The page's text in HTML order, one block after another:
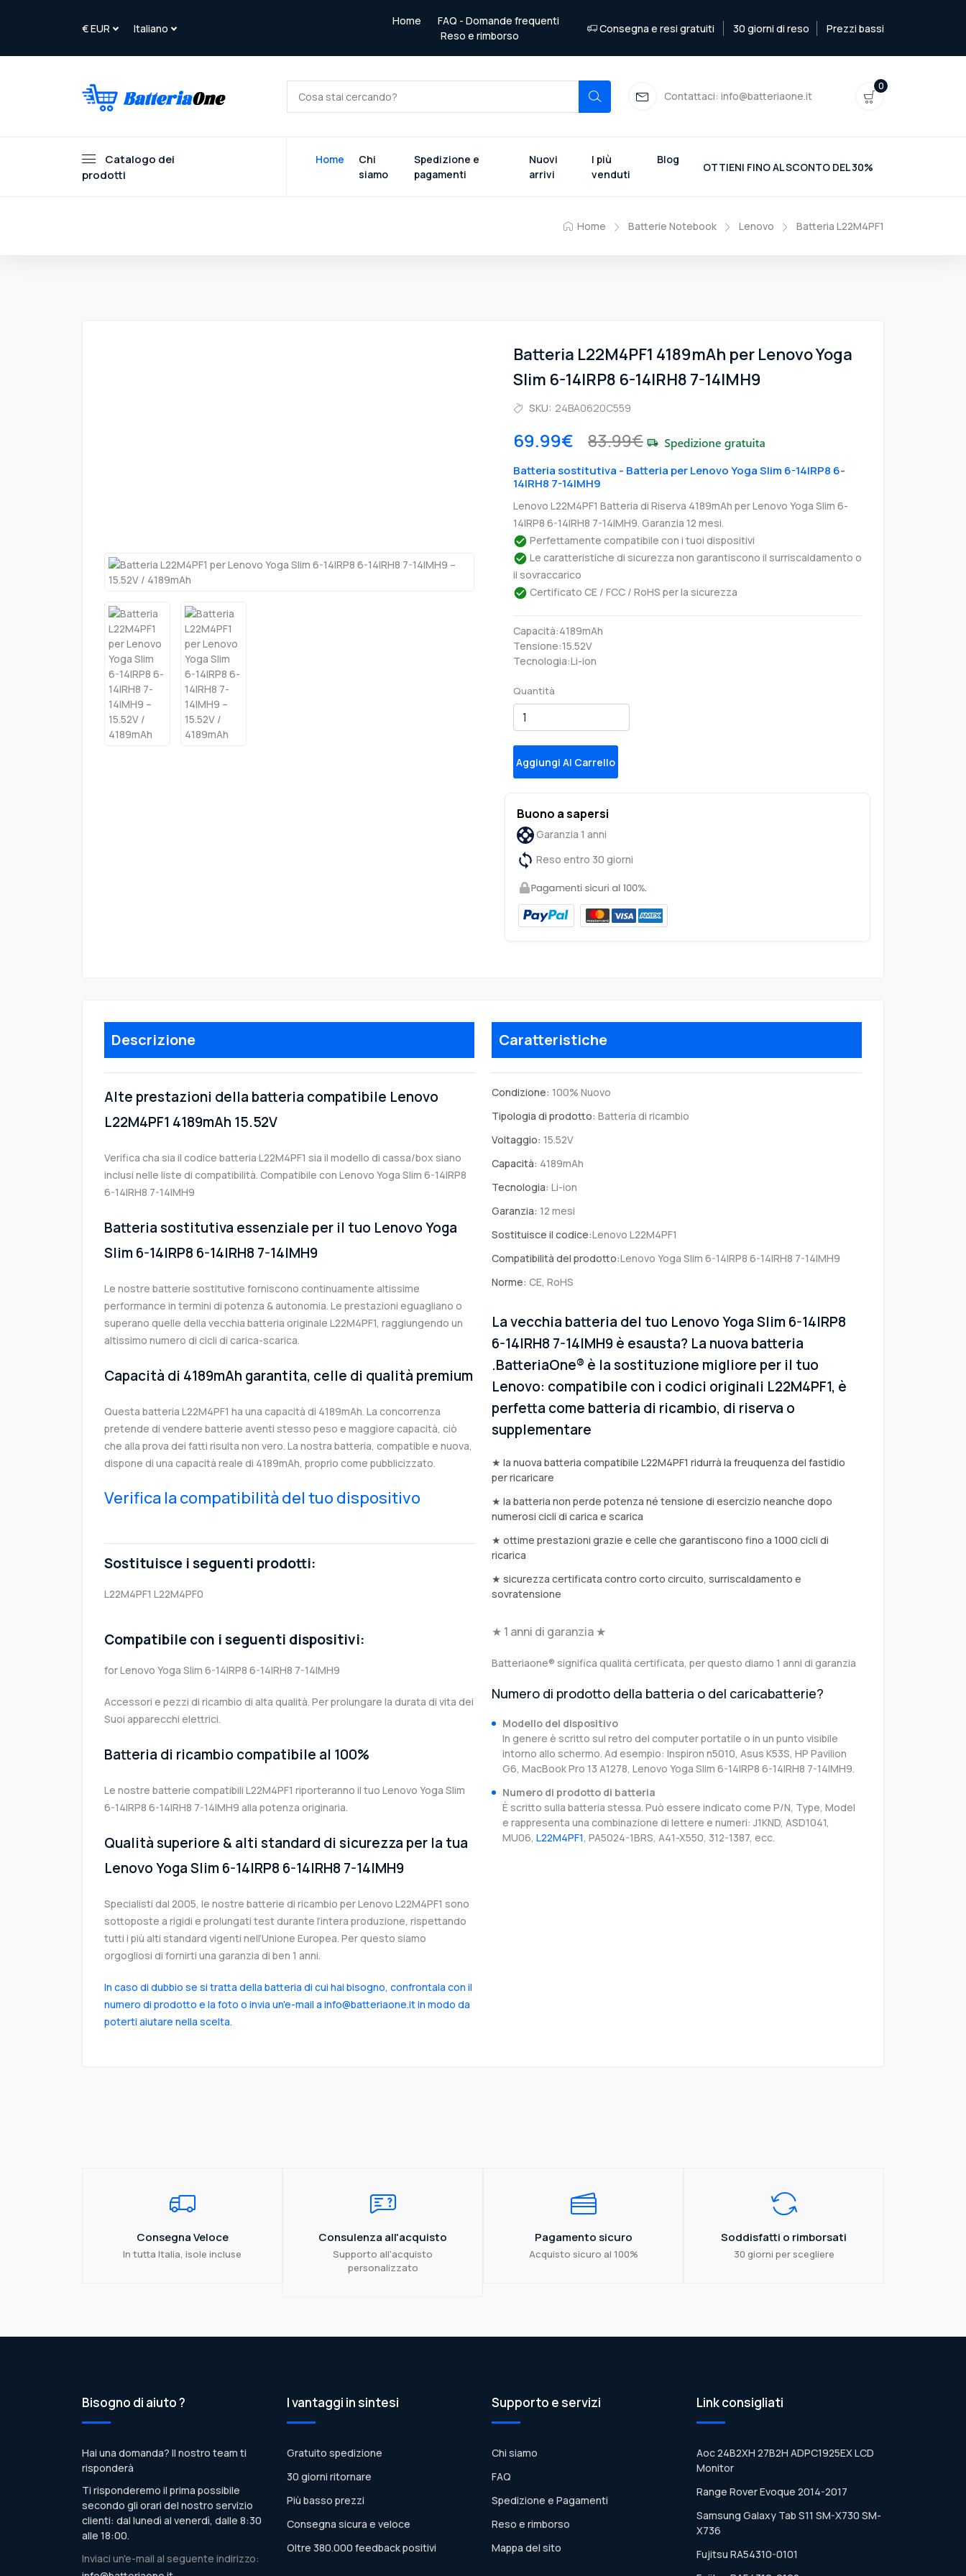
Home
FAQ - Domande frequenti
Reso e rimborso
Consegna e resi gratuiti 30 giorni di reso Prezzi bassi
Contattaci: info@batteriaone.it
0
Catalogo dei
prodotti
Home
Chi
siamo
Spedizione e
pagamenti
Nuovi
arrivi
I più
venduti
Blog
OTTIENI FINO AL SCONTO DEL 30%
Home Batterie Notebook Lenovo Batteria L22M4PF1
Batteria L22M4PF1 4189mAh per Lenovo Yoga
Slim 6-14IRP8 6-14IRH8 7-14IMH9
SKU: 24BA0620C559
69.99€ 83.99€
Batteria sostitutiva - Batteria per Lenovo Yoga Slim 6-14IRP8 6-
14IRH8 7-14IMH9
Lenovo L22M4PF1 Batteria di Riserva 4189mAh per Lenovo Yoga Slim 6-
14IRP8 6-14IRH8 7-14IMH9. Garanzia 12 mesi.
Perfettamente compatibile con i tuoi dispositivi
Le caratteristiche di sicurezza non garantiscono il surriscaldamento o
il sovraccarico
Certificato CE / FCC / RoHS per la sicurezza
Capacità:4189mAh
Tensione:15.52V
Tecnologia:Li-ion
Quantità
Aggiungi Al Carrello
Buono a sapersi
Garanzia 1 anni
Reso entro 30 giorni
Descrizione
Alte prestazioni della batteria compatibile Lenovo
L22M4PF1 4189mAh 15.52V
Verifica cha sia il codice batteria L22M4PF1 sia il modello di cassa/box siano
inclusi nelle liste di compatibilità. Compatibile con Lenovo Yoga Slim 6-14IRP8
6-14IRH8 7-14IMH9
Batteria sostitutiva essenziale per il tuo Lenovo Yoga
Slim 6-14IRP8 6-14IRH8 7-14IMH9
Le nostre batterie sostitutive forniscono continuamente altissime
performance in termini di potenza & autonomia. Le prestazioni eguagliano o
superano quelle della vecchia batteria originale L22M4PF1, raggiungendo un
altissimo numero di cicli di carica-scarica.
Capacità di 4189mAh garantita, celle di qualità premium
Questa batteria L22M4PF1 ha una capacità di 4189mAh. La concorrenza
pretende di vendere batterie aventi stesso peso e maggiore capacità, ciò
che alla prova dei fatti risulta non vero. La nostra batteria, compatible e nuova,
dispone di una capacità reale di 4189mAh, proprio come pubblicizzato.
Verifica la compatibilità del tuo dispositivo
Sostituisce i seguenti prodotti:
L22M4PF1 L22M4PF0
Compatibile con i seguenti dispositivi:
for Lenovo Yoga Slim 6-14IRP8 6-14IRH8 7-14IMH9
Accessori e pezzi di ricambio di alta qualità. Per prolungare la durata di vita dei
Suoi apparecchi elettrici.
Batteria di ricambio compatibile al 100%
Le nostre batterie compatibili L22M4PF1 riporteranno il tuo Lenovo Yoga Slim
6-14IRP8 6-14IRH8 7-14IMH9 alla potenza originaria.
Qualità superiore & alti standard di sicurezza per la tua
Lenovo Yoga Slim 6-14IRP8 6-14IRH8 7-14IMH9
Specialisti dal 2005, le nostre batterie di ricambio per Lenovo L22M4PF1 sono
sottoposte a rigidi e prolungati test durante l’intera produzione, rispettando
tutti i più alti standard vigenti nell’Unione Europea. Per questo siamo
orgogliosi di fornirti una garanzia di ben 1 anni.
In caso di dubbio se si tratta della batteria di cui hai bisogno, confrontala con il
numero di prodotto e la foto o invia un'e-mail a info@batteriaone.it in modo da
poterti aiutare nella scelta.
Caratteristiche
Condizione: 100% Nuovo
Tipologia di prodotto: Batteria di ricambio
Voltaggio: 15.52V
Capacità: 4189mAh
Tecnologia: Li-ion
Garanzia: 12 mesi
Sostituisce il codice:Lenovo L22M4PF1
Compatibilità del prodotto:Lenovo Yoga Slim 6-14IRP8 6-14IRH8 7-14IMH9
Norme: CE, RoHS
La vecchia batteria del tuo Lenovo Yoga Slim 6-14IRP8
6-14IRH8 7-14IMH9 è esausta? La nuova batteria
.BatteriaOne® è la sostituzione migliore per il tuo
Lenovo: compatibile con i codici originali L22M4PF1, è
perfetta come batteria di ricambio, di riserva o
supplementare
★ la nuova batteria compatibile L22M4PF1 ridurrà la freuquenza del fastidio
per ricaricare
★ la batteria non perde potenza né tensione di esercizio neanche dopo
numerosi cicli di carica e scarica
★ ottime prestazioni grazie e celle che garantiscono fino a 1000 cicli di
ricarica
★ sicurezza certificata contro corto circuito, surriscaldamento e
sovratensione
★ 1 anni di garanzia ★
Batteriaone® significa qualità certificata, per questo diamo 1 anni di garanzia
Numero di prodotto della batteria o del caricabatterie?
Modello del dispositivo
In genere è scritto sul retro del computer portatile o in un punto visibile
intorno allo schermo. Ad esempio: Inspiron n5010, Asus K53S, HP Pavilion
G6, MacBook Pro 13 A1278, Lenovo Yoga Slim 6-14IRP8 6-14IRH8 7-14IMH9.
Numero di prodotto di batteria
È scritto sulla batteria stessa. Può essere indicato come P/N, Type, Model
e rappresenta una combinazione di lettere e numeri: J1KND, ASD1041,
MU06, L22M4PF1, PA5024-1BRS, A41-X550, 312-1387, ecc.
Consegna Veloce
In tutta Italia, isole incluse
Consulenza all'acquisto
Supporto all'acquisto
personalizzato
Pagamento sicuro
Acquisto sicuro al 100%
Soddisfatti o rimborsati
30 giorni per scegliere
Bisogno di aiuto ?
Hai una domanda? Il nostro team ti
risponderà
Ti risponderemo il prima possibile
secondo gli orari del nostro servizio
clienti: dal lunedì al venerdì, dalle 8:30
alle 18:00.
Inviaci un'e-mail al seguente indirizzo:
I vantaggi in sintesi
Gratuito spedizione
30 giorni ritornare
Più basso prezzi
Consegna sicura e veloce
Oltre 380.000 feedback positivi
Supporto e servizi
Chi siamo
FAQ
Spedizione e Pagamenti
Reso e rimborso
Mappa del sito
Link consigliati
Aoc 24B2XH 27B2H ADPC1925EX LCD
Monitor
Range Rover Evoque 2014-2017
Samsung Galaxy Tab S11 SM-X730 SM-
X736
Fujitsu RA54310-0101